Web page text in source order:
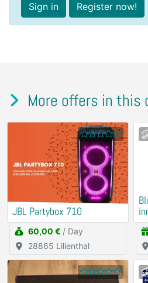
Sign in Register now!
More offers in this
JBL Partybox 710
60,00 € / Day
28865 Lilienthal